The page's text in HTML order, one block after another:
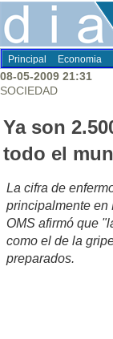
Principal Economia
08-05-2009 21:31
SOCIEDAD
Ya son
todo el
La cifra de
principalmente en
OMS afirmó que
como el de la
preparados.